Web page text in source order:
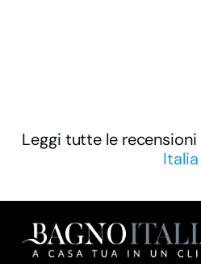
Leggi tutte le
Italia